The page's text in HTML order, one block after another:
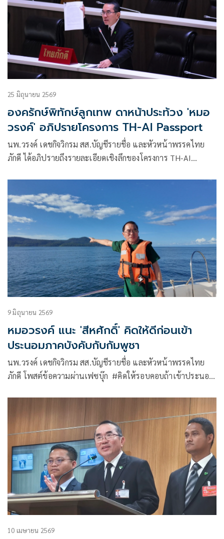
25 มิถุนายน 2569
องครักษ์พิทักษ์ลูกเทพ ดาหน้าประท้วง 'หมอ
วรงค์' อภิปรายโครงการ TH-AI Passport
นพ.วรงค์ เดชกิจวิกรม สส.บัญชีรายชื่อ และหัวหน้าพรรคไทย
ภักดี ได้อภิปรายถึงรายละเอียดเชิงลึกของโครงการ TH-AI
9 มิถุนายน 2569
หมอวรงค์ แนะ 'สีหศักดิ์' คิดให้ดีก่อนเข้า
ประนอมภาคบังคับกับกัมพูชา
นพ.วรงค์ เดชกิจวิกรม สส.บัญชีรายชื่อ และหัวหน้าพรรคไทย
ภักดี โพสต์ข้อความผ่านเฟซบุ๊ก #คิดให้รอบคอบถ้าเข้าประนอม
10 เมษายน 2569